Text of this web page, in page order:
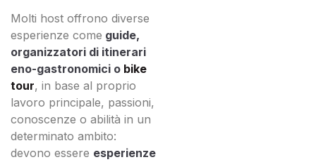
Molti host offrono diverse
esperienze come guide,
organizzatori di itinerari
eno-gastronomici o bike
tour, in base al proprio
lavoro principale, passioni,
conoscenze o abilità in un
determinato ambito:
devono essere esperienze